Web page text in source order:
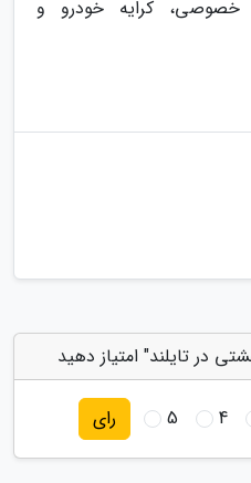
خصوصی، کرایه خودرو و
در تایلند" امتیاز دهید
4
5 رای